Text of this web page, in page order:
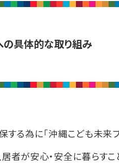
の具体的な取り組み
る為に「沖縄こども未来
者が安心・安全に暮らすこ